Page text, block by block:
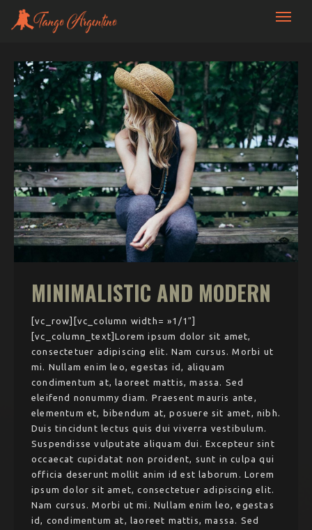
MINIMALISTIC AND MODERN
[vc_row][vc_column width= »1/1″]
[vc_column_text]Lorem ipsum dolor sit amet,
consectetuer adipiscing elit. Nam cursus. Morbi ut
mi. Nullam enim leo, egestas id, aliquam
condimentum at, laoreet mattis, massa. Sed
eleifend nonummy diam. Praesent mauris ante,
elementum et, bibendum at, posuere sit amet, nibh.
Duis tincidunt lectus quis dui viverra vestibulum.
Suspendisse vulputate aliquam dui. Excepteur sint
occaecat cupidatat non proident, sunt in culpa qui
officia deserunt mollit anim id est laborum. Lorem
ipsum dolor sit amet, consectetuer adipiscing elit.
Nam cursus. Morbi ut mi. Nullam enim leo, egestas
id, condimentum at, laoreet mattis, massa. Sed